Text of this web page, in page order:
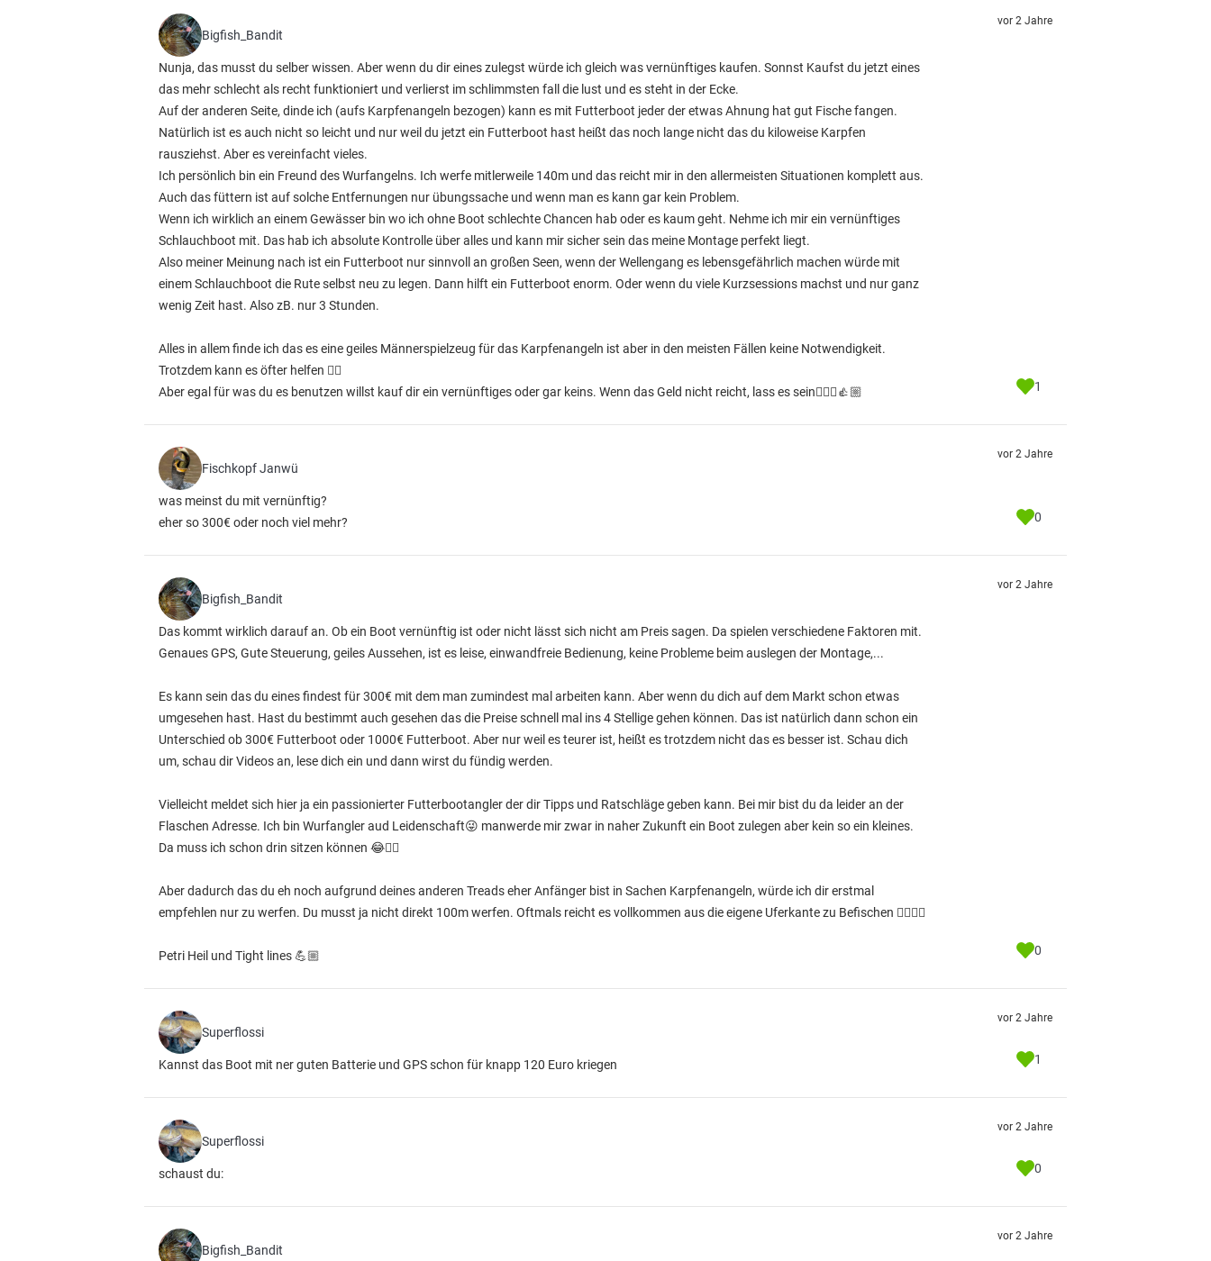
Bigfish_Bandit
Nunja, das musst du selber wissen. Aber wenn du dir eines zulegst würde ich gleich was vernünftiges kaufen. Sonnst Kaufst du jetzt eines
das mehr schlecht als recht funktioniert und verlierst im schlimmsten fall die lust und es steht in der Ecke.
Auf der anderen Seite, dinde ich (aufs Karpfenangeln bezogen) kann es mit Futterboot jeder der etwas Ahnung hat gut Fische fangen.
Natürlich ist es auch nicht so leicht und nur weil du jetzt ein Futterboot hast heißt das noch lange nicht das du kiloweise Karpfen
rausziehst. Aber es vereinfacht vieles.
Ich persönlich bin ein Freund des Wurfangelns. Ich werfe mitlerweile 140m und das reicht mir in den allermeisten Situationen komplett aus.
Auch das füttern ist auf solche Entfernungen nur übungssache und wenn man es kann gar kein Problem.
Wenn ich wirklich an einem Gewässer bin wo ich ohne Boot schlechte Chancen hab oder es kaum geht. Nehme ich mir ein vernünftiges
Schlauchboot mit. Das hab ich absolute Kontrolle über alles und kann mir sicher sein das meine Montage perfekt liegt.
Also meiner Meinung nach ist ein Futterboot nur sinnvoll an großen Seen, wenn der Wellengang es lebensgefährlich machen würde mit
einem Schlauchboot die Rute selbst neu zu legen. Dann hilft ein Futterboot enorm. Oder wenn du viele Kurzsessions machst und nur ganz
wenig Zeit hast. Also zB. nur 3 Stunden.
Alles in allem finde ich das es eine geiles Männerspielzeug für das Karpfenangeln ist aber in den meisten Fällen keine Notwendigkeit.
Trotzdem kann es öfter helfen 👍🏼
Aber egal für was du es benutzen willst kauf dir ein vernünftiges oder gar keins. Wenn das Geld nicht reicht, lass es sein🤷🏽‍♂️👍🏼
vor 2 Jahre
1
Fischkopf Janwü
was meinst du mit vernünftig?
eher so 300€ oder noch viel mehr?
vor 2 Jahre
0
Bigfish_Bandit
Das kommt wirklich darauf an. Ob ein Boot vernünftig ist oder nicht lässt sich nicht am Preis sagen. Da spielen verschiedene Faktoren mit.
Genaues GPS, Gute Steuerung, geiles Aussehen, ist es leise, einwandfreie Bedienung, keine Probleme beim auslegen der Montage,...
Es kann sein das du eines findest für 300€ mit dem man zumindest mal arbeiten kann. Aber wenn du dich auf dem Markt schon etwas
umgesehen hast. Hast du bestimmt auch gesehen das die Preise schnell mal ins 4 Stellige gehen können. Das ist natürlich dann schon ein
Unterschied ob 300€ Futterboot oder 1000€ Futterboot. Aber nur weil es teurer ist, heißt es trotzdem nicht das es besser ist. Schau dich
um, schau dir Videos an, lese dich ein und dann wirst du fündig werden.
Vielleicht meldet sich hier ja ein passionierter Futterbootangler der dir Tipps und Ratschläge geben kann. Bei mir bist du da leider an der
Flaschen Adresse. Ich bin Wurfangler aud Leidenschaft😜 manwerde mir zwar in naher Zukunft ein Boot zulegen aber kein so ein kleines.
Da muss ich schon drin sitzen können 😂👍🏼
Aber dadurch das du eh noch aufgrund deines anderen Treads eher Anfänger bist in Sachen Karpfenangeln, würde ich dir erstmal
empfehlen nur zu werfen. Du musst ja nicht direkt 100m werfen. Oftmals reicht es vollkommen aus die eigene Uferkante zu Befischen 👍🏼💪🏼
Petri Heil und Tight lines 💪🏼
vor 2 Jahre
0
Superflossi
Kannst das Boot mit ner guten Batterie und GPS schon für knapp 120 Euro kriegen
vor 2 Jahre
1
Superflossi
schaust du:
vor 2 Jahre
0
Bigfish_Bandit
vor 2 Jahre